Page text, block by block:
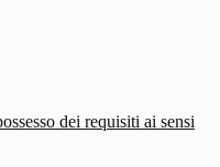
dei requisiti ai sensi